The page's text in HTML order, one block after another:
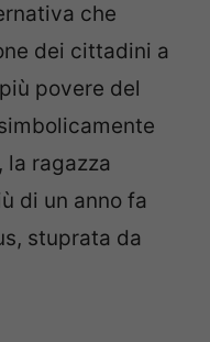
che
dei cittadini a
povere del
, la ragazza
di un anno fa
stuprata da